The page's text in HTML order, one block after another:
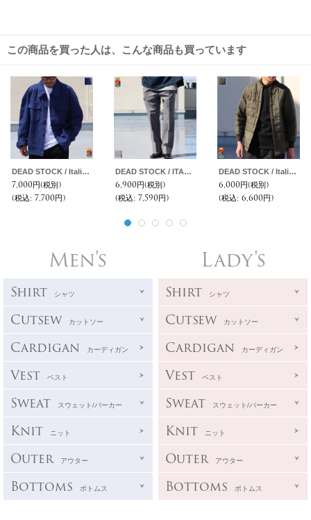
この商品を買った人は、こんな商品も買っています
DEAD STOCK / Italian Army Moleskin Security Jacket（イタリア軍 モールスキン セキュリティジャケット ）
7,000円(税別)
(税込: 7,700円)
DEAD STOCK / ITALIAN ARMY UTILITY PANTS（イタリア軍 ユーティリティ パンツ）
6,900円(税別)
(税込: 7,590円)
DEAD STOCK / Italian Army Rain Quilting LinerJacket（イタリア軍レインキルティングライナージャケット）
6,000円(税別)
(税込: 6,600円)
Men's
Shirt シャツ
Cutsew カットソー
Cardigan カーディガン
Vest ベスト
Sweat スウェット/パーカー
Knit ニット
Outer アウター
Bottoms ボトムス
Lady's
Shirt シャツ
Cutsew カットソー
Cardigan カーディガン
Vest ベスト
Sweat スウェット/パーカー
Knit ニット
Outer アウター
Bottoms ボトムス